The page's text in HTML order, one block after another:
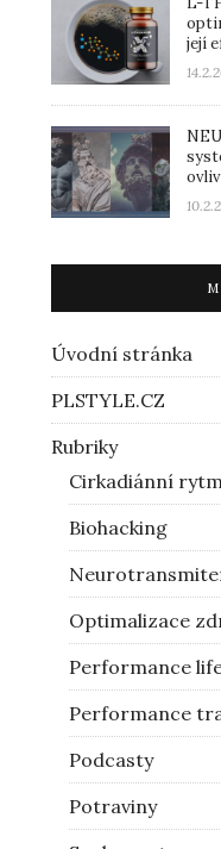
její
Úvodní stránka
PLSTYLE.CZ
Rubriky
Cirkadiánní
Biohacking
Optimalizace
Performance
Performance
Podcasty
Potraviny